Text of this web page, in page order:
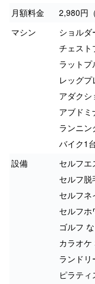
月額料金
2,980円
マシン
ショルダ
チェスト
ラットプ
レッグ
アダクシ
アブドミ
ランニン
バイク1
設備
セルフエ
セルフ脱
セルフネ
セルフホ
ゴルフ
カラオケ
ランドリ
ピラティ